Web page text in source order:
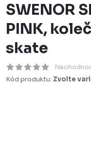
SWENOR
PINK,
skate
Kód produktu: Zvolte